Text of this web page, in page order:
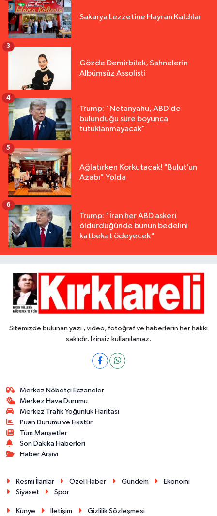
Sakarya Lezzetine Hayran Kaldılar
Gözde Demirbilek, Sahnelerin
Albümsüz Assolisti
3
Trump: "Netanyahu, ABD’de
bulunduğu süre boyunca
tutuklanmayacak"
4
Ağlatırken Korkutacak! "Bulut’un
Azabı" Yolda
5
Trump: "İran her ABD askeri
öldürdüğünde bunun bedelini
katbekat ödeyecek"
6
Sitemizde bulunan yazı , video, fotoğraf ve haberlerin her hakkı
saklıdır. İzinsiz kullanılamaz.
Merkez Nöbetçi Eczaneler
Merkez Hava Durumu
Merkez Trafik Yoğunluk Haritası
Puan Durumu ve Fikstür
Tüm Manşetler
Son Dakika Haberleri
Haber Arşivi
Resmi İlanlar Özel Haber Gündem
Ekonomi
Siyaset
Spor
Künye İletişim Gizlilik Sözleşmesi